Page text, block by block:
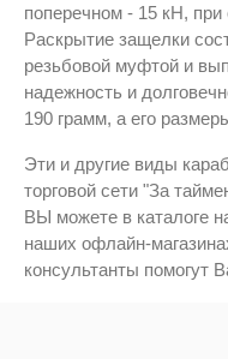
поперечном - 15 кН,
Раскрытие защелки
резьбовой муфтой и
надежность и
190 грамм, а его
Эти и другие виды
торговой сети "За
ВЫ можете в каталоге
наших офлайн-
консультанты помогут